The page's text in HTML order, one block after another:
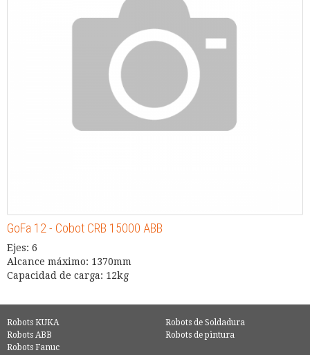
GoFa 12 - Cobot CRB 15000 ABB
Ejes: 6
Alcance máximo: 1370mm
Capacidad de carga: 12kg
Robots KUKA
Robots ABB
Robots Fanuc
Robots de Soldadura
Robots de pintura